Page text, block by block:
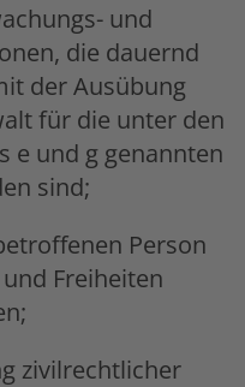
und
die dauernd
der Ausübung
für die unter den
e und g genannten
sind;
Person
Freiheiten
zivilrechtlicher